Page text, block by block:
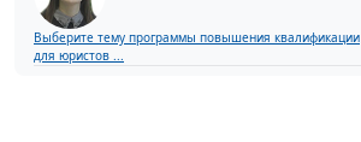
Выберите тему программы повышения квалификации
для юристов ...